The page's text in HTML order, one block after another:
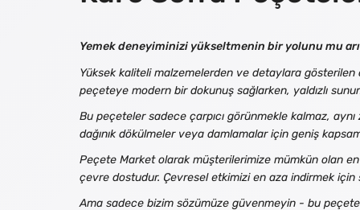
Yemek deneyiminizi yükseltmenin bir yolunu mu
Yüksek kaliteli malzemelerden ve detaylara
peçeteye modern bir dokunuş sağlarken, yaldızlı
Bu peçeteler sadece çarpıcı görünmekle kalmaz,
dağınık dökülmeler veya damlamalar için geniş
Peçete Market olarak müşterilerimize mümkün olan
çevre dostudur. Çevresel etkimizi en aza indirmek
Ama sadece bizim sözümüze güvenmeyin - bu